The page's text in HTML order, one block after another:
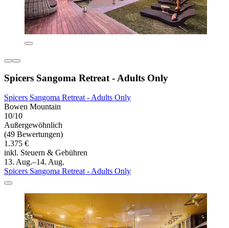
Spicers Sangoma Retreat - Adults Only
Spicers Sangoma Retreat - Adults Only
Bowen Mountain
10/10
Außergewöhnlich
(49 Bewertungen)
1.375 €
inkl. Steuern & Gebühren
13. Aug.–14. Aug.
Spicers Sangoma Retreat - Adults Only